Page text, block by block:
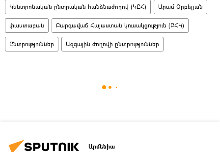
Կենտրոնական ընտրական հանձնաժողով (ԿԸՀ) Արամ Օրբելյան
փաստաբան Բարգավաճ Հայաստան կուսակցություն (ԲՀԿ)
Ընտրություններ Ազգային ժողովի ընտրություններ
Արմենիա